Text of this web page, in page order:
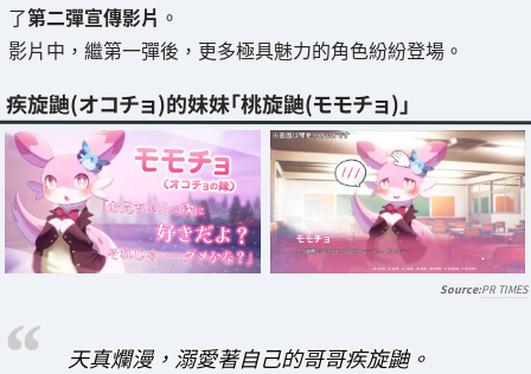
了第二彈宣傳影片 。
影片中，繼第一彈後，更多極具魅力的角色紛紛登場。
疾旋鼬(オコチョ)的妹妹「桃旋鼬(モモチョ)」
PR TIMES
天真爛漫，溺愛著自己的哥哥疾旋鼬。